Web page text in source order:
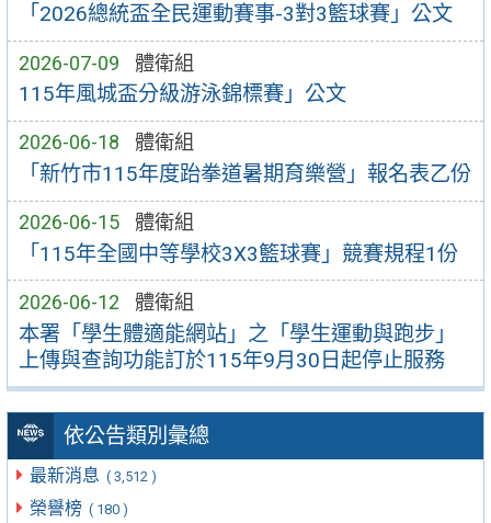
「2026總統盃全民運動賽事-3對3籃球賽」公文
2026-07-09 體衛組
115年風城盃分級游泳錦標賽」公文
2026-06-18 體衛組
「新竹市115年度跆拳道暑期育樂營」報名表乙份
2026-06-15 體衛組
「115年全國中等學校3X3籃球賽」競賽規程1份
2026-06-12 體衛組
本署「學生體適能網站」之「學生運動與跑步」
上傳與查詢功能訂於115年9月30日起停止服務
依公告類別彙總
最新消息 ( 3,512 )
榮譽榜 ( 180 )